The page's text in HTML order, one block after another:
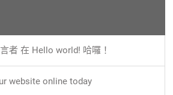
者 在 Hello world! 哈囉！
website online today